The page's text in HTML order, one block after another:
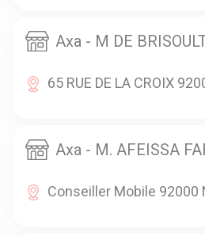
Axa - M DE
65 RUE DE LA CROIX
Axa - M. AFEISSA
Conseiller Mobile 92000